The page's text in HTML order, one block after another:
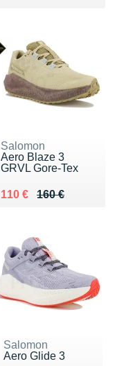
Salomon
Aero Blaze 3
GRVL Gore-Tex
160 €
Au lieu de 160 €
110 €
Vendu 110 €
Salomon
Aero Glide 3